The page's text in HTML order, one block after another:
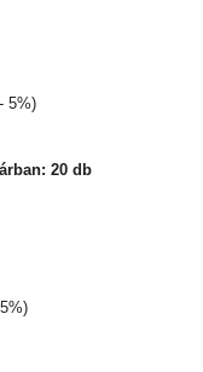
5%)
20 db